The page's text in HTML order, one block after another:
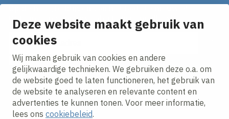
Deze website maakt gebruik van
cookies
Wij maken gebruik van cookies en andere
gelijkwaardige technieken. We gebruiken deze o.a. om
de website goed te laten functioneren, het gebruik van
de website te analyseren en relevante content en
advertenties te kunnen tonen. Voor meer informatie,
lees ons cookiebeleid.
Ontvang onze nieuws alerts in je mailbox!
E-mailadres
Ik ga akkoord met hetprivacy statement.